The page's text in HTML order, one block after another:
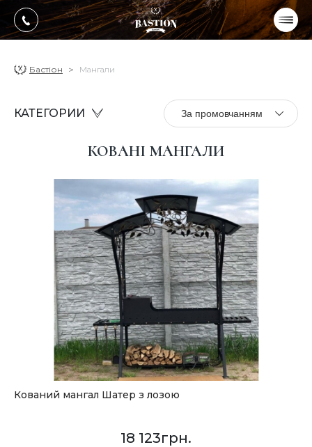
ПОСЛУГИ
Портфоліо робіт
Блог
Контакти
Бастіон Мангали
КАТЕГОРИИ
КОВАНІ МАНГАЛИ
За промовчанням
Кований мангал Шатер з лозою
18 123грн.